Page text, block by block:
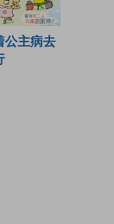
公主病去